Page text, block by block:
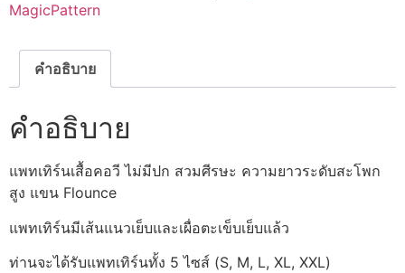
MagicPattern
คำอธิบาย
คำอธิบาย
แพทเทิร์นเสื้อคอวี ไม่มีปก สวมศีรษะ ความยาวระดับสะโพก
สูง แขน Flounce
แพทเทิร์นมีเส้นแนวเย็บและเผื่อตะเข็บเย็บแล้ว
ท่านจะได้รับแพทเทิร์นทั้ง 5 ไซส์ (S, M, L, XL, XXL)